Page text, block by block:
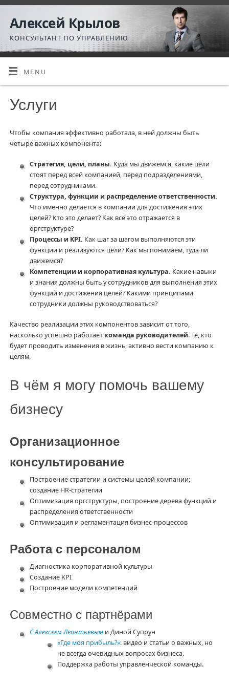
Алексей Крылов
КОНСУЛЬТАНТ ПО УПРАВЛЕНИЮ
MENU
Услуги
Чтобы компания эффективно работала, в ней должны быть
четыре важных компонента:
Стратегия, цели, планы. Куда мы движемся, какие цели
стоят перед всей компанией, перед подразделениями,
перед сотрудниками.
Структура, функции и распределение ответственности.
Что именно делается в компании для достижения этих
целей? Кто это делает? Как всё это отражается в
оргструктуре?
Процессы и KPI. Как шаг за шагом выполняются эти
функции и реализуются цели? Как мы понимаем, туда ли
движемся?
Компетенции и корпоративная культура. Какие навыки
и знания должны быть у сотрудников для выполнения этих
функций и достижения целей? Какими принципами
сотрудники должны руководствоваться?
Качество реализации этих компонентов зависит от того,
насколько успешно работает команда руководителей. Те, кто
будет проводить изменения в жизнь, активно вести компанию к
целям.
В чём я могу помочь вашему
бизнесу
Организационное
консультирование
Построение стратегии и системы целей компании;
создание HR-стратегии
Оптимизация оргструктуры, построение дерева функций и
распределения ответственности
Оптимизация и регламентация бизнес-процессов
Работа с персоналом
Диагностика корпоративной культуры
Создание KPI
Построение модели компетенций
Совместно с партнёрами
С Алексеем Леонтьевыми Диной Супрун
«Где моя прибыль?»: видео и статьи о важных, но
не всегда очевидных вопросах бизнеса.
Поддержка работы управленческой команды.